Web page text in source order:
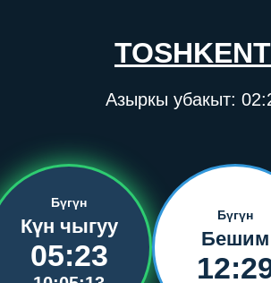
Азыркы убакыт:
Бүгүн
Күн чыгуу
05:23
Бүгүн
Бешим